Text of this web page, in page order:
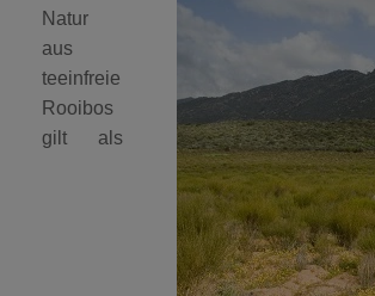
Natur
aus
teeinfreie
Rooibos
gilt als